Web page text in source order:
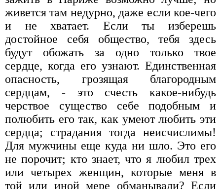
живется там недурно, даже если кое-чего
и не хватает. Если ты изберешь
достойное себя общество, тебя здесь
будут обожать за одно только твое
сердце, когда его узнают. Единственная
опасность, грозящая благородным
сердцам, - это счесть какое-нибудь
черствое существо себе подобным и
полюбить его так, как умеют любить эти
сердца; страдания тогда неисчислимы!
Для мужчины еще куда ни шло. Это его
не порочит; кто знает, что я любил трех
или четырех женщин, которые меня в
той или иной мере обманывали? Если